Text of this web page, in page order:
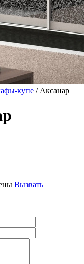
купе / Аксанар
Вызвать